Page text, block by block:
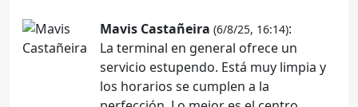
Mavis Castañeira (6/8/25, 16:14):
La terminal en general ofrece un
servicio estupendo. Está muy limpia y
los horarios se cumplen a la